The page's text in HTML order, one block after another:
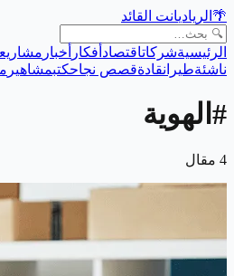
🌴 الرياديانت القائد
الرئيسيةشركاتاقتصاد أفكار أخبار مشاريع
ناشئةطيرانقادةقصص نجاحكتبمشاهير
# الهوية
4 مقال